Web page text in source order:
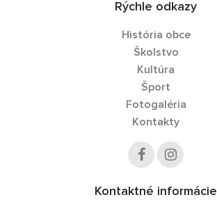
Rýchle odkazy
História obce
Školstvo
Kultúra
Šport
Fotogaléria
Kontakty
Kontaktné informácie